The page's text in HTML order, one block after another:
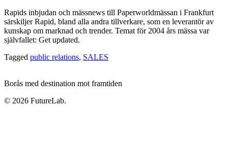
Rapids inbjudan och mässnews till Paperworldmässan i Frankfurt
särskiljer Rapid, bland alla andra tillverkare, som en leverantör av
kunskap om marknad och trender. Temat för 2004 års mässa var
självfallet: Get updated.
Tagged public relations, SALES
Borås med destination mot framtiden
© 2026 FutureLab.